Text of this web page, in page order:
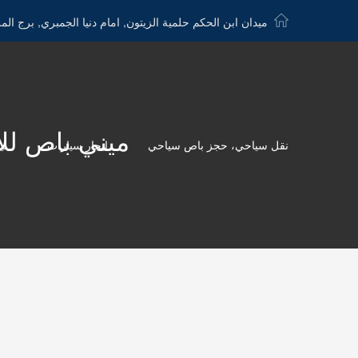
ميدان ابن الحكم حلمية الزيتون, امام دنيا الجمبري, برج
نقل سياحي، حجز باص سياحي ايجار سيارات
ميني باص للايجار